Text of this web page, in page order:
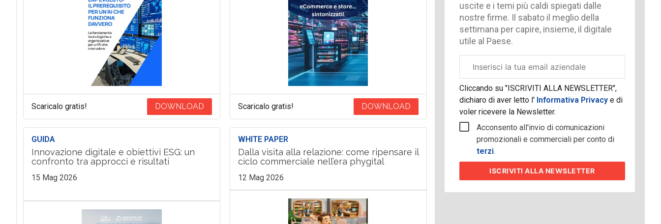
Scaricalo gratis! DOWNLOAD Scaricalo gratis! DOWNLOAD
GUIDA
Innovazione digitale e obiettivi ESG: un
confronto tra approcci e risultati
15 Mag 2026
WHITE PAPER
Dalla visita alla relazione: come ripensare il
ciclo commerciale nell’era phygital
12 Mag 2026
uscite e i temi più caldi spiegati dalle
nostre firme. Il sabato il meglio della
settimana per capire, insieme, il digitale
utile al Paese.
aziendale
Cliccando su "ISCRIVITI ALLA NEWSLETTER",
dichiaro di aver letto l' Informativa Privacye di
voler ricevere la Newsletter.
Acconsento all'invio di comunicazioni
promozionali e commerciali per conto di
terzi.
ISCRIVITIALLA NEWSLETTER